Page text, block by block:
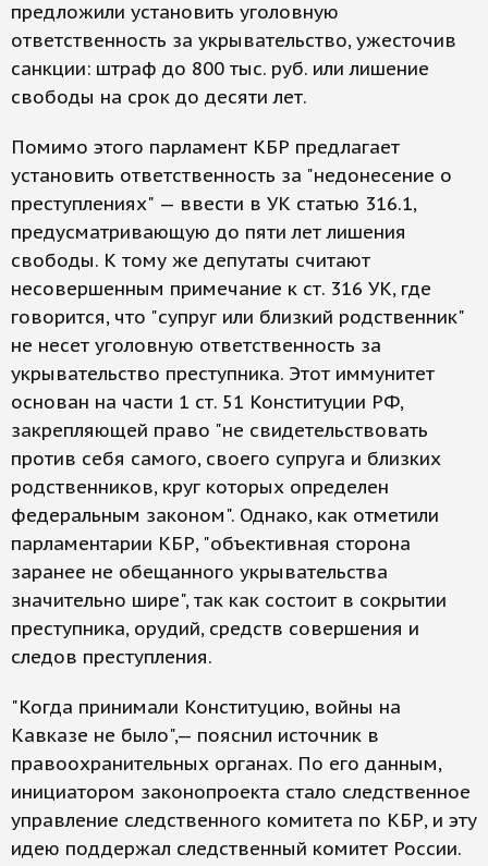
предложили установить уголовную
ответственность за укрывательство, ужесточив
санкции: штраф до 800 тыс. руб. или лишение
свободы на срок до десяти лет.
Помимо этого парламент КБР предлагает
установить ответственность за "недонесение о
преступлениях" — ввести в УК статью 316.1,
предусматривающую до пяти лет лишения
свободы. К тому же депутаты считают
несовершенным примечание к ст. 316 УК, где
говорится, что "супруг или близкий родственник"
не несет уголовную ответственность за
укрывательство преступника. Этот иммунитет
основан на части 1 ст. 51 Конституции РФ,
закрепляющей право "не свидетельствовать
против себя самого, своего супруга и близких
родственников, круг которых определен
федеральным законом". Однако, как отметили
парламентарии КБР, "объективная сторона
заранее не обещанного укрывательства
значительно шире", так как состоит в сокрытии
преступника, орудий, средств совершения и
следов преступления.
"Когда принимали Конституцию, войны на
Кавказе не было",— пояснил источник в
правоохранительных органах. По его данным,
инициатором законопроекта стало следственное
управление следственного комитета по КБР, и эту
идею поддержал следственный комитет России.